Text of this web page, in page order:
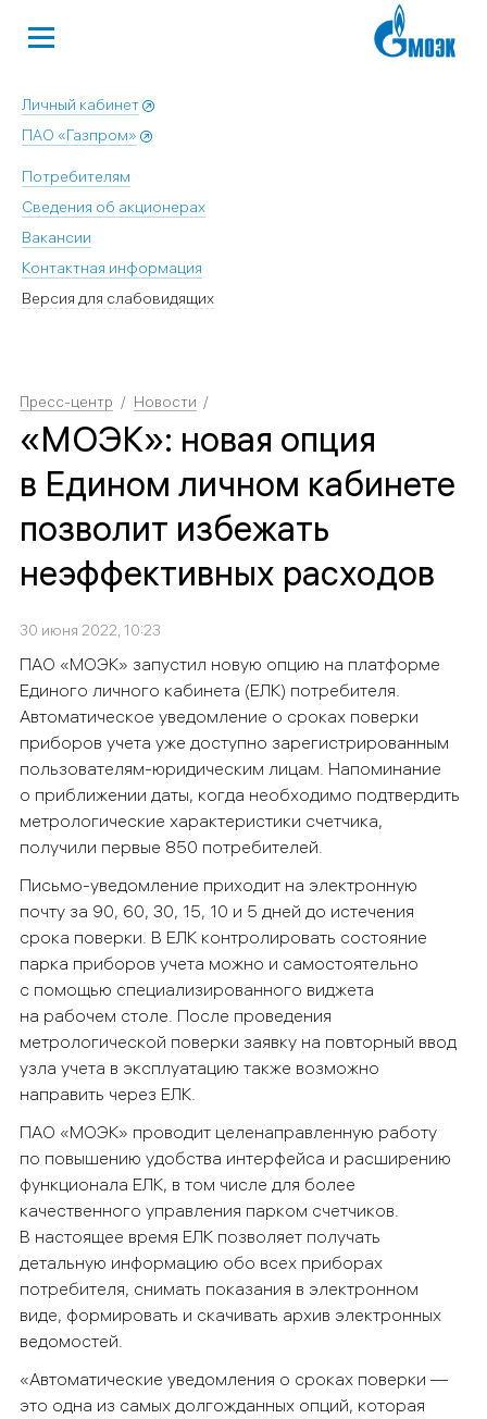
Личный кабинет
ПАО «Газпром»
Потребителям
Сведения об акционерах
Вакансии
Контактная информация
Версия для слабовидящих
Пресс-центр Новости
«МОЭК»: новая опция
в Едином личном кабинете
позволит избежать
неэффективных расходов
30 июня 2022, 10:23
ПАО «МОЭК» запустил новую опцию на платформе
Единого личного кабинета (ЕЛК) потребителя.
Автоматическое уведомление о сроках поверки
приборов учета уже доступно зарегистрированным
пользователям-юридическим лицам. Напоминание
о приближении даты, когда необходимо подтвердить
метрологические характеристики счетчика,
получили первые 850 потребителей.
Письмо-уведомление приходит на электронную
почту за 90, 60, 30, 15, 10 и 5 дней до истечения
срока поверки. В ЕЛК контролировать состояние
парка приборов учета можно и самостоятельно
с помощью специализированного виджета
на рабочем столе. После проведения
метрологической поверки заявку на повторный ввод
узла учета в эксплуатацию также возможно
направить через ЕЛК.
ПАО «МОЭК» проводит целенаправленную работу
по повышению удобства интерфейса и расширению
функционала ЕЛК, в том числе для более
качественного управления парком счетчиков.
В настоящее время ЕЛК позволяет получать
детальную информацию обо всех приборах
потребителя, снимать показания в электронном
виде, формировать и скачивать архив электронных
ведомостей.
«Автоматические уведомления о сроках поверки —
это одна из самых долгожданных опций, которая